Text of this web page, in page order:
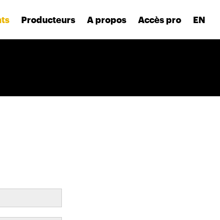
Producteurs A propos Accès pro EN